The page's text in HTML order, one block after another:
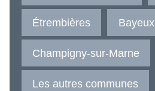
Étrembières Bayeux
Champigny-sur-Marne
Les autres communes